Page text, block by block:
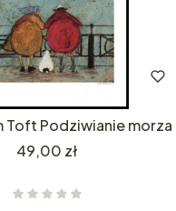
Toft Podziwianie morza
Cena
49,00 zł